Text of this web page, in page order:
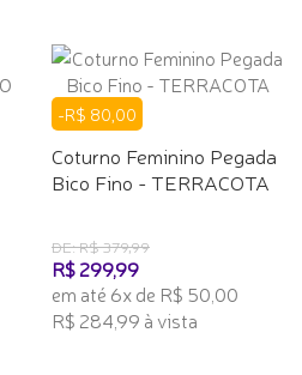
-R$ 80,00
Coturno Feminino Pegada
Bico Fino - TERRACOTA
DE: R$ 379,99
R$ 299,99
em até 6x de R$ 50,00
R$ 284,99 à vista